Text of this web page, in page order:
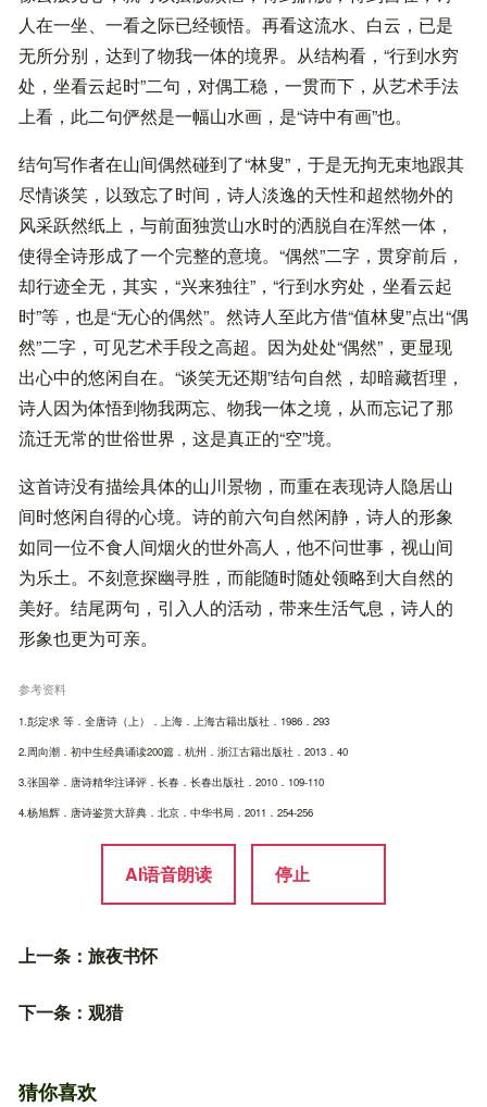
人在一坐、一看之际已经顿悟。再看这流水、白云，已是
无所分别，达到了物我一体的境界。从结构看，“行到水穷
处，坐看云起时”二句，对偶工稳，一贯而下，从艺术手法
上看，此二句俨然是一幅山水画，是“诗中有画”也。
结句写作者在山间偶然碰到了“林叟”，于是无拘无束地跟其
尽情谈笑，以致忘了时间，诗人淡逸的天性和超然物外的
风采跃然纸上，与前面独赏山水时的洒脱自在浑然一体，
使得全诗形成了一个完整的意境。“偶然”二字，贯穿前后，
却行迹全无，其实，“兴来独往”，“行到水穷处，坐看云起
时”等，也是“无心的偶然”。然诗人至此方借“值林叟”点出“偶
然”二字，可见艺术手段之高超。因为处处“偶然”，更显现
出心中的悠闲自在。“谈笑无还期”结句自然，却暗藏哲理，
诗人因为体悟到物我两忘、物我一体之境，从而忘记了那
流迁无常的世俗世界，这是真正的“空”境。
这首诗没有描绘具体的山川景物，而重在表现诗人隐居山
间时悠闲自得的心境。诗的前六句自然闲静，诗人的形象
如同一位不食人间烟火的世外高人，他不问世事，视山间
为乐土。不刻意探幽寻胜，而能随时随处领略到大自然的
美好。结尾两句，引入人的活动，带来生活气息，诗人的
形象也更为可亲。
参考资料
1.彭定求 等．全唐诗（上）．上海．上海古籍出版社．1986．293
2.周向潮．初中生经典诵读200篇．杭州．浙江古籍出版社．2013．40
3.张国举．唐诗精华注译评．长春．长春出版社．2010．109-110
4.杨旭辉．唐诗鉴赏大辞典．北京．中华书局．2011．254-256
AI语音朗读 停止
上一条： 旅夜书怀
下一条： 观猎
猜你喜欢